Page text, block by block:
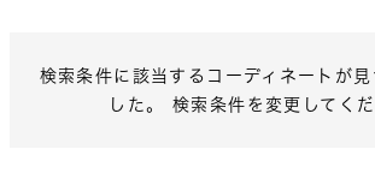
検索条件に該当するコーディネートが
した。 検索条件を変更してくだ